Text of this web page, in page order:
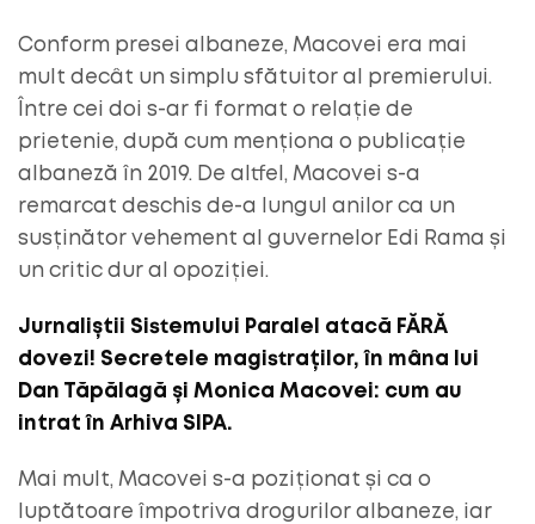
Conform presei albaneze, Macovei era mai
mult decât un simplu sfătuitor al premierului.
Între cei doi s-ar fi format o relație de
prietenie, după cum menționa o publicație
albaneză în 2019. De altfel, Macovei s-a
remarcat deschis de-a lungul anilor ca un
susținător vehement al guvernelor Edi Rama și
un critic dur al opoziției.
Jurnaliștii Sistemului Paralel atacă FĂRĂ
dovezi! Secretele magistraților, în mâna lui
Dan Tăpălagă și Monica Macovei: cum au
intrat în Arhiva SIPA.
Mai mult, Macovei s-a poziționat și ca o
luptătoare împotriva drogurilor albaneze, iar